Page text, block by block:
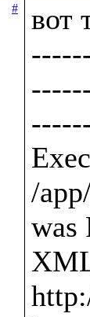
#
вот
/
was